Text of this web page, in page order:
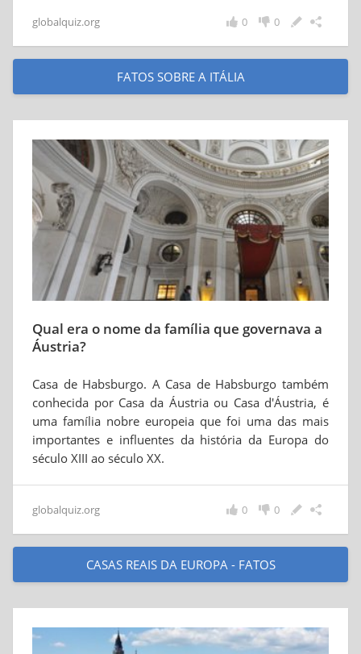
globalquiz.org 0
0
FATOS SOBRE A ITÁLIA
Qual era o nome da família que governava a
Áustria?
Casa de Habsburgo. A Casa de Habsburgo também
conhecida por Casa da Áustria ou Casa d'Áustria, é
uma família nobre europeia que foi uma das mais
importantes e influentes da história da Europa do
século XIII ao século XX.
globalquiz.org 0
0
CASAS REAIS DA EUROPA - FATOS